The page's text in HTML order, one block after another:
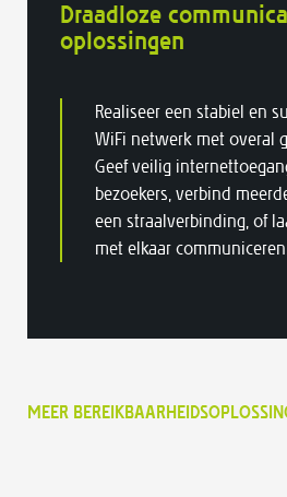
Draadloze
oplossingen
Realiseer een stabiel en
WiFi netwerk met overal
Geef veilig
bezoekers, verbind
een straalverbinding, of
met elkaar
MEER